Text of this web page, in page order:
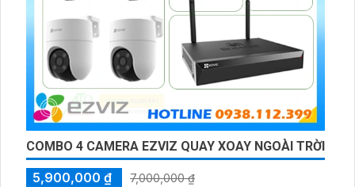
COMBO 4 CAMERA EZVIZ QUAY XOAY NGOÀI TRỜI
5,900,000 ₫
7,000,000 ₫